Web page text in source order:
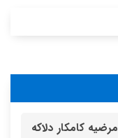
مرضیه کامکار دلاكه